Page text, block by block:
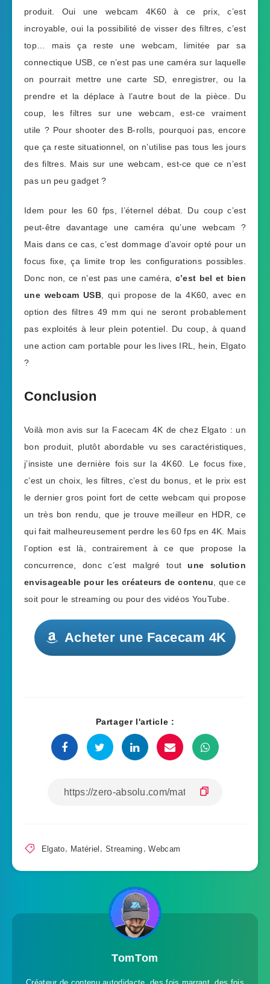
produit. Oui une webcam 4K60 à ce prix, c’est
incroyable, oui la possibilité de visser des filtres, c’est
top… mais ça reste une webcam, limitée par sa
connectique USB, ce n’est pas une caméra sur laquelle
on pourrait mettre une carte SD, enregistrer, ou la
prendre et la déplace à l’autre bout de la pièce. Du
coup, les filtres sur une webcam, est-ce vraiment
utile ? Pour shooter des B-rolls, pourquoi pas, encore
que ça reste situationnel, on n’utilise pas tous les jours
des filtres. Mais sur une webcam, est-ce que ce n’est
pas un peu gadget ?
Idem pour les 60 fps, l’éternel débat. Du coup c’est
peut-être davantage une caméra qu’une webcam ?
Mais dans ce cas, c’est dommage d’avoir opté pour un
focus fixe, ça limite trop les configurations possibles.
Donc non, ce n’est pas une caméra, c’est bel et bien
une webcam USB , qui propose de la 4K60, avec en
option des filtres 49 mm qui ne seront probablement
pas exploités à leur plein potentiel. Du coup, à quand
une action cam portable pour les lives IRL, hein, Elgato
?
Conclusion
Voilà mon avis sur la Facecam 4K de chez Elgato : un
bon produit, plutôt abordable vu ses caractéristiques,
j’insiste une dernière fois sur la 4K60. Le focus fixe,
c’est un choix, les filtres, c’est du bonus, et le prix est
le dernier gros point fort de cette webcam qui propose
un très bon rendu, que je trouve meilleur en HDR, ce
qui fait malheureusement perdre les 60 fps en 4K. Mais
l’option est là, contrairement à ce que propose la
concurrence, donc c’est malgré toutune solution
envisageable pour les créateurs de contenu , que ce
soit pour le streaming ou pour des vidéos YouTube.
Acheter une Facecam 4K
Partager l'article :
Elgato, Matériel ,Streaming ,Webcam
TomTom